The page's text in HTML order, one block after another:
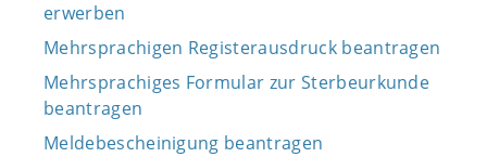
erwerben
Mehrsprachigen Registerausdruck beantragen
Mehrsprachiges Formular zur Sterbeurkunde
beantragen
Meldebescheinigung beantragen